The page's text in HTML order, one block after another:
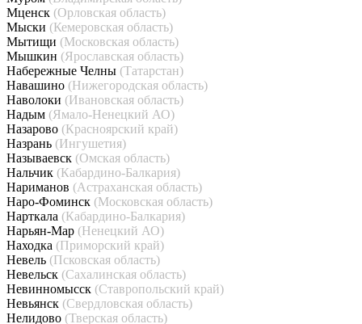
Мценск (Орловская область)
Мыски (Кемеровская область)
Мытищи (Московская область)
Мышкин (Ярославская область)
Набережные Челны (Татарстан)
Навашино (Нижегородская область)
Наволоки (Ивановская область)
Надым (Ямало-Ненецкий АО)
Назарово (Красноярский край)
Назрань (Ингушетия)
Называевск (Омская область)
Нальчик (Кабардино-Балкария)
Нариманов (Астраханская область)
Наро-Фоминск (Московская область)
Нарткала (Кабардино-Балкария)
Нарьян-Мар (Ненецкий АО)
Находка (Приморский край)
Невель (Псковская область)
Невельск (Сахалинская область)
Невинномысск (Ставропольский край)
Невьянск (Свердловская область)
Нелидово (Тверская область)